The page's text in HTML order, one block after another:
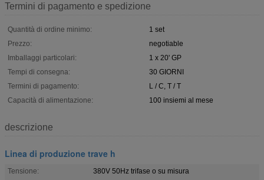
Termini di pagamento e spedizione
Quantità di ordine minimo:
1 set
Prezzo:
negotiable
Imballaggi particolari:
1 x 20' GP
Tempi di consegna:
30 GIORNI
Termini di pagamento:
L / C, T / T
Capacità di alimentazione:
100 insiemi al mese
descrizione
Linea di produzione trave h
Tensione:
380V 50Hz trifase o su misura